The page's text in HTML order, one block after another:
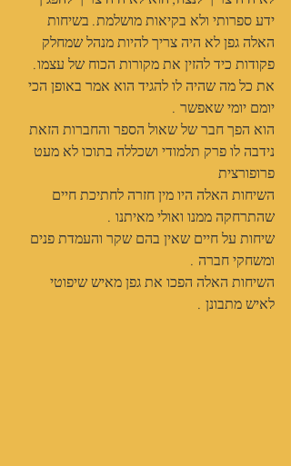
ידע ספרותי ולא בקיאות מושלמת. בשיחות
האלה גפן לא היה צריך להיות מנהל שמחלק
פקודות כיד להזין את מקורות הכוח של עצמו.
את כל מה שהיה לו להגיד הוא אמר באופן הכי
יומם יומי שאפשר .
הוא הפך חבר של שאול הספר והחברות הזאת
נידבה לו פרק תלמודי ושכללה בתוכו לא מעט
פרופורצית
השיחות האלה היו מין חזרה לחתיכת חיים
שהתרחקה ממנו ואולי מאיתנו .
שיחות על חיים שאין בהם שקר והעמדת פנים
ומשחקי חברה .
השיחות האלה הפכו את גפן מאיש שיפוטי
לאיש מתבונן .